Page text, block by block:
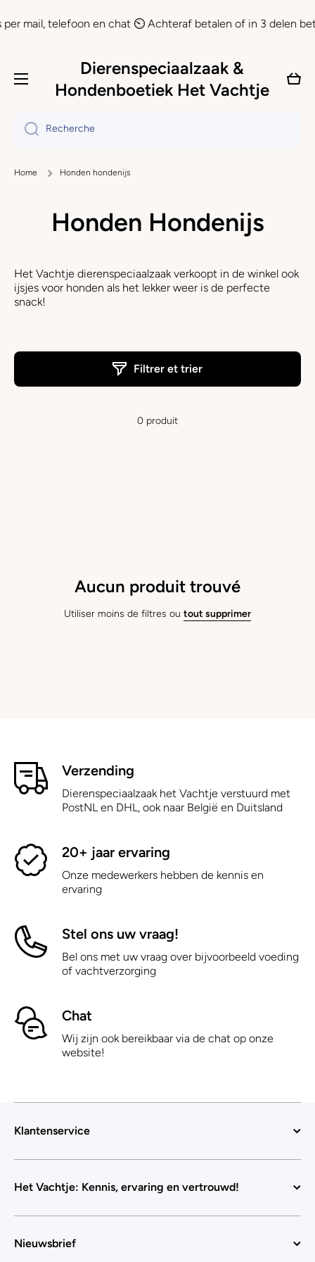
Ignorer et passer au contenu
mail, telefoon en chat ⏲ Achteraf betalen of in 3 delen
Dierenspeciaalzaak &
Hondenboetiek Het Vachtje
Recherche
Home Honden hondenijs
Honden Hondenijs
Het Vachtje dierenspeciaalzaak verkoopt in de winkel ook
ijsjes voor honden als het lekker weer is de perfecte
snack!
Filtrer et trier
0 produit
Aucun produit trouvé
Utiliser moins de filtres ou tout supprimer
Verzending
Dierenspeciaalzaak het Vachtje verstuurd met
PostNL en DHL, ook naar België en Duitsland
20+ jaar ervaring
Onze medewerkers hebben de kennis en
ervaring
Stel ons uw vraag!
Bel ons met uw vraag over bijvoorbeeld voeding
of vachtverzorging
Chat
Wij zijn ook bereikbaar via de chat op onze
website!
Klantenservice
Het Vachtje: Kennis, ervaring en vertrouwd!
Nieuwsbrief